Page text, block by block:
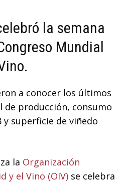
la semana
Mundial
a conocer los últimos
de producción, consumo
y superficie de viñedo
la Organización
y el Vino (OIV) se celebra